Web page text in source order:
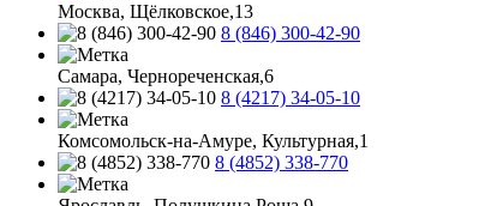
Москва, Щёлковское,13
8 (846) 300-42-90
Самара, Чернореченская,6
8 (4217) 34-05-10
Комсомольск-на-Амуре, Культурная,1
8 (4852) 338-770